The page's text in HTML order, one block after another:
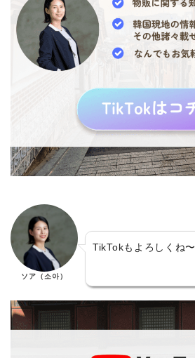
ソア（소아）
TikTokもよろしくね〜